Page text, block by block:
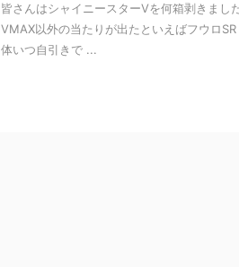
皆さんはシャイニースターVを何箱剥きま
VMAX以外の当たりが出たといえばフウロ
体いつ自引きで ...